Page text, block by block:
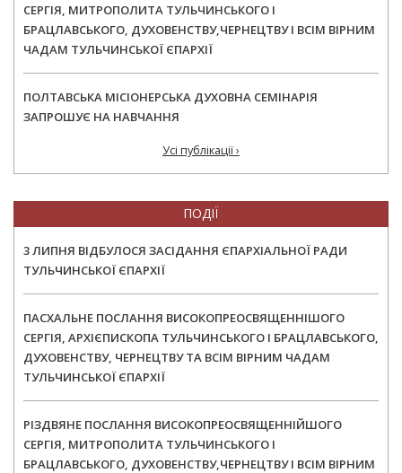
СЕРГІЯ, МИТРОПОЛИТА ТУЛЬЧИНСЬКОГО І
БРАЦЛАВСЬКОГО, ДУХОВЕНСТВУ,ЧЕРНЕЦТВУ І ВСІМ ВІРНИМ
ЧАДАМ ТУЛЬЧИНСЬКОЇ ЄПАРХІЇ
ПОЛТАВСЬКА МІСІОНЕРСЬКА ДУХОВНА СЕМІНАРІЯ
ЗАПРОШУЄ НА НАВЧАННЯ
Усі публікації ›
ПОДІЇ
3 ЛИПНЯ ВІДБУЛОСЯ ЗАСІДАННЯ ЄПАРХІАЛЬНОЇ РАДИ
ТУЛЬЧИНСЬКОЇ ЄПАРХІЇ
ПАСХАЛЬНЕ ПОСЛАННЯ ВИСОКОПРЕОСВЯЩЕННІШОГО
СЕРГІЯ, АРХІЄПИСКОПА ТУЛЬЧИНСЬКОГО І БРАЦЛАВСЬКОГО,
ДУХОВЕНСТВУ, ЧЕРНЕЦТВУ ТА ВСІМ ВІРНИМ ЧАДАМ
ТУЛЬЧИНСЬКОЇ ЄПАРХІЇ
РІЗДВЯНЕ ПОСЛАННЯ ВИСОКОПРЕОСВЯЩЕННІЙШОГО
СЕРГІЯ, МИТРОПОЛИТА ТУЛЬЧИНСЬКОГО І
БРАЦЛАВСЬКОГО, ДУХОВЕНСТВУ,ЧЕРНЕЦТВУ І ВСІМ ВІРНИМ